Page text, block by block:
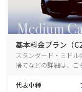
基本料金プラン（C2
スタンダード・ミドル
捨てなどの詳細は、こ
代表車種